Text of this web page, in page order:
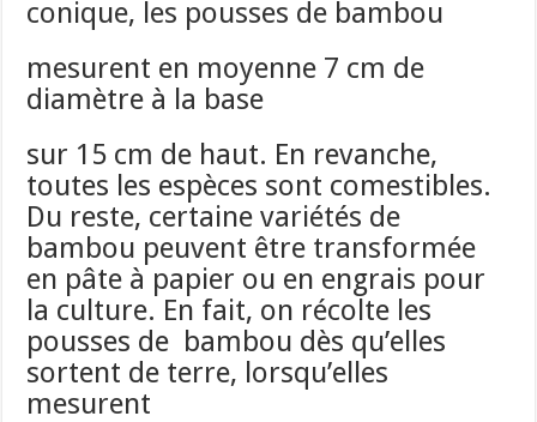
conique, les pousses de bambou
mesurent en moyenne 7 cm de
diamètre à la base
sur 15 cm de haut. En revanche,
toutes les espèces sont comestibles.
Du reste, certaine variétés de
bambou peuvent être transformée
en pâte à papier ou en engrais pour
la culture. En fait, on récolte les
pousses de bambou dès qu’elles
sortent de terre, lorsqu’elles
mesurent